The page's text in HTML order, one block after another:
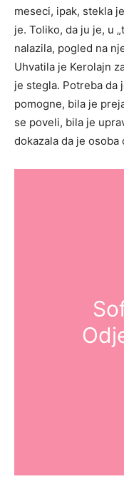
meseci, ipak, stekla
je. Toliko, da ju je, u
nalazila, pogled na
Uhvatila je Kerolajn
je stegla. Potreba da
pomogne, bila je
se poveli, bila je
dokazala da je osoba